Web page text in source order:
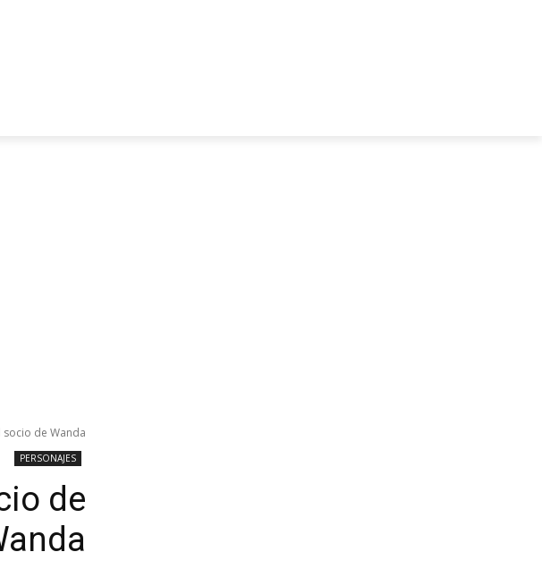
de Wanda
PERSONAJES
de